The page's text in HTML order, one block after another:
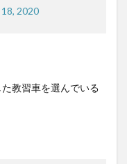
2020
教習車を選んでいる